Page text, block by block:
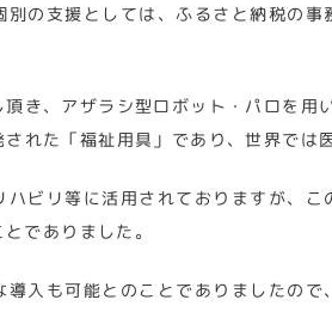
の支援としては、ふるさと納税の
き、アザラシ型ロボット・パロを用
れた「福祉用具」であり、世界では
ビリ等に活用されておりますが、
でありました。
入も可能とのことでありましたの